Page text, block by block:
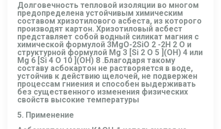
Долговечность тепловой изоляции во многом
предопределена устойчивым химическим
составом хризотилового асбеста, из которого
производят картон. Хризотиловый асбест
представляет собой водный силикат магния с
химической формулой 3МgO-2SiO 2 -2H 2 O и
структурной формулой Мg 3 [Si 2 O 5 ](OH) 4 или
Мg 6 [Si 4 O 10 ](OH) 8 .Благодаря такому
составу асбокартон не растворяется в воде,
устойчив к действию щелочей, не подвержен
процессам гниения и способен выдерживать
без существенного изменения физических
свойств высокие температуры
5. Применение